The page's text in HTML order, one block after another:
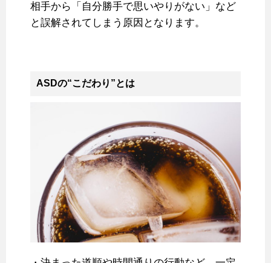
相手から「自分勝手で思いやりがない」など
と誤解されてしまう原因となります。
ASDの“こだわり”とは